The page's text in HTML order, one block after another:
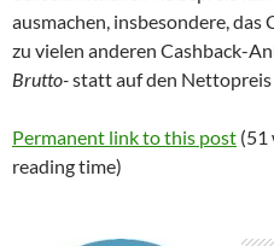
ausmachen, insbesondere, das
zu vielen anderen Cashback-
Brutto-statt auf den
Permanent link to this post (51
reading time)